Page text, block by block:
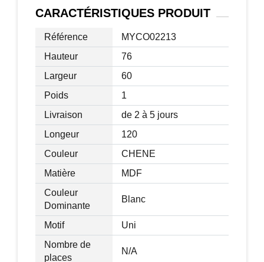
Dimensions de l’assise: 50L x 50/100l x
35H(cm)
Charge max. recommandée: 30 kg
Livraison effectuée en 1 colis
CARACTÉRISTIQUES PRODUIT
Référence
MYCO02213
Hauteur
76
Largeur
60
Poids
1
Livraison
de 2 à 5 jours
Longeur
120
Couleur
CHENE
Matière
MDF
Couleur
Dominante
Blanc
Motif
Uni
Nombre de
places
N/A